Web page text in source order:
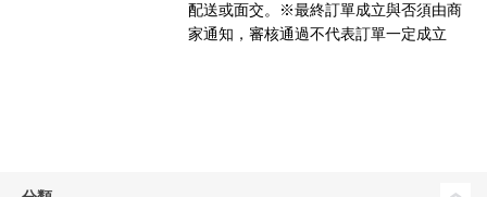
配送或面交。※最終訂單成立與否須由商
家通知，審核通過不代表訂單一定成立